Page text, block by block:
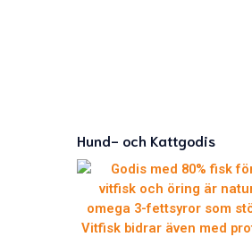
Hund- och Kattgodis